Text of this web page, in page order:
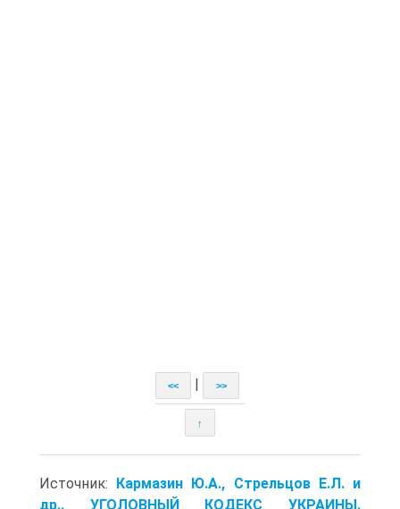
<< >>
↑
Источник: Кармазин Ю.А., Стрельцов Е.Л. и
др.. УГОЛОВНЫЙ КОДЕКС УКРАИНЫ.